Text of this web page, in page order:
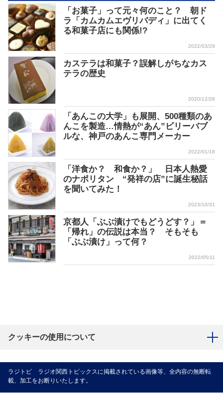
「お菓子」って元々何のこと？ 朝ド
ラ「カムカムエヴリバディ」に出てく
る和菓子店にも関係!?
2022/03/29
カステラは和菓子？誤解しがちなカス
テラの歴史
2020/12/28
「あんこの大学」も展開、500種類のあ
んこを製造…情熱が“あん”ビリーバブ
ルな、神戸のあんこ専門メーカー
2022/01/18
「洋食か？ 和食か？」 日本人熱愛
のナポリタン “発祥の店”に誕生秘話
を聞いてみた！
2023/10/31
京都人「ぶぶ漬けでもどうどす？」＝
「帰れ」の伝説は本当？ そもそも
「ぶぶ漬け」って何？
2022/05/11
クッキーの使用について
ラジトピ ラジオ関西トピックスに掲載されている画像等、全内容の無断転
載、加工をお断りいたします。